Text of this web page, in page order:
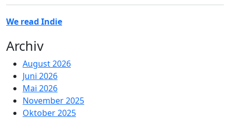
We read Indie
Archiv
August 2026
Juni 2026
Mai 2026
November 2025
Oktober 2025